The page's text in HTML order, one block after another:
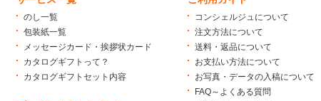
のし一覧
包装紙一覧
メッセージカード・挨拶状カード
カタログギフトって？
カタログギフトセット内容
コンシェルジュについて
注文方法について
送料・返品について
お支払い方法について
お写真・データの入稿について
FAQ～よくある質問